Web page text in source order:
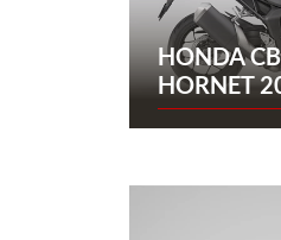
HONDA
HORNET